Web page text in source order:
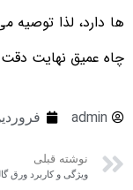
ها دارد، لذا توصیه
چاه عمیق نهایت دقت
admin فروردین ۳۰,
نوشته قبلی
ویژگی و کاربرد ورق